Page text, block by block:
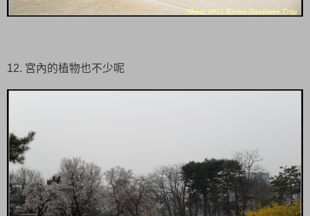
12. 宮內的植物也不少呢